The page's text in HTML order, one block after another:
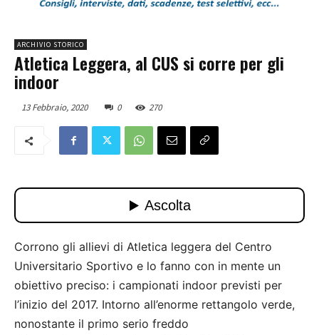
ARCHIVIO STORICO
Atletica Leggera, al CUS si corre per gli
indoor
13 Febbraio, 2020 0 270
Corrono gli allievi di Atletica leggera del Centro
Universitario Sportivo e lo fanno con in mente un
obiettivo preciso: i campionati indoor previsti per
l’inizio del 2017. Intorno all’enorme rettangolo verde,
nonostante il primo serio freddo